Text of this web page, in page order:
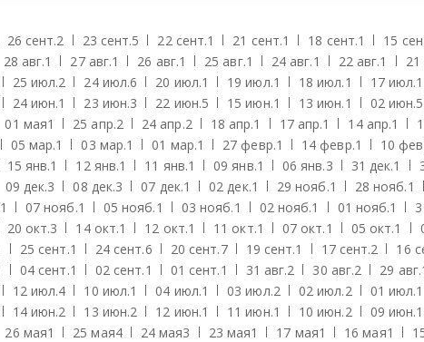
26 сент.2 23 сент.5 22 сент.1 21 сент.1 18 сент.1 15
28 авг.1 27 авг.1 26 авг.1 25 авг.1 24 авг.1 22 авг.1 21
25 июл.2 24 июл.6 20 июл.1 19 июл.1 18 июл.1 17 июл.1
24 июн.1 23 июн.3 22 июн.5 15 июн.1 13 июн.1 02 июн.5
01 мая1 25 апр.2 24 апр.2 18 апр.1 17 апр.1 14 апр.1
05 мар.1 03 мар.1 01 мар.1 27 февр.1 14 февр.1 10
15 янв.1 12 янв.1 11 янв.1 09 янв.1 06 янв.3 31 дек.1
09 дек.3 08 дек.3 07 дек.1 02 дек.1 29 нояб.1 28 нояб.1
1 07 нояб.1 05 нояб.1 03 нояб.1 02 нояб.1 01 нояб.1
20 окт.3 14 окт.1 12 окт.1 11 окт.1 07 окт.1 05 окт.1
25 сент.1 24 сент.6 20 сент.7 19 сент.1 17 сент.2 16
04 сент.1 02 сент.1 01 сент.1 31 авг.2 30 авг.2 29 авг.
12 июл.4 10 июл.1 04 июл.1 03 июл.2 02 июл.2 01 июл.1
14 июн.2 13 июн.2 12 июн.1 11 июн.1 10 июн.2 09 июн.1
26 мая1 25 мая4 24 мая3 23 мая1 17 мая1 16 мая1